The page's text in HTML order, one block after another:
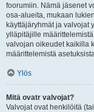
foorumiin. Nämä jäsenet
osa-alueita, mukaan
käyttäjäryhmät ja valvojat
ylläpitäjille
valvojan oikeudet kaikilla
määrittelemistä
Ylös
Mitä ovatr valvojat?
Valvojat ovat henkilöitä